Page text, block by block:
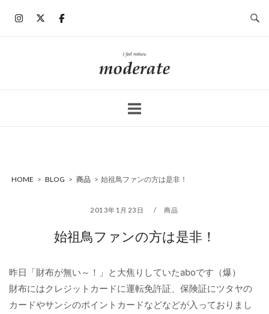
ホ
ー
HOME > BLOG > 商品 > 始祖鳥ファンの方は是非！
2013年1月23日 商品
始祖鳥ファンの方は是非！
昨日「財布が無い～！」と大焦りしていたaboです（爆）
財布にはクレジットカードに運転免許証、保険証にツタヤの
カードやサンシのポイントカードなどなどが入っておりまし